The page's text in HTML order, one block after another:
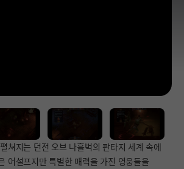
쳐지는 던전 오브 나흘벅의 판타지 세계 속에
어설프지만 특별한 매력을 가진 영웅들을